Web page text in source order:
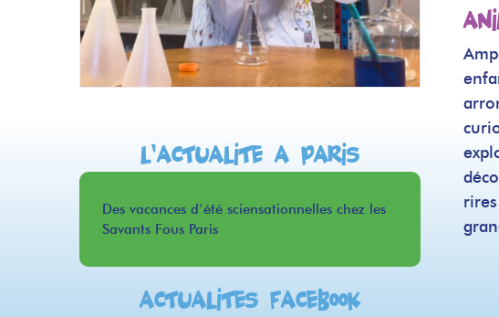
L’actualité à Paris
Des vacances d’été sciensationnelles chez les
Savants Fous Paris
Actualités facebook